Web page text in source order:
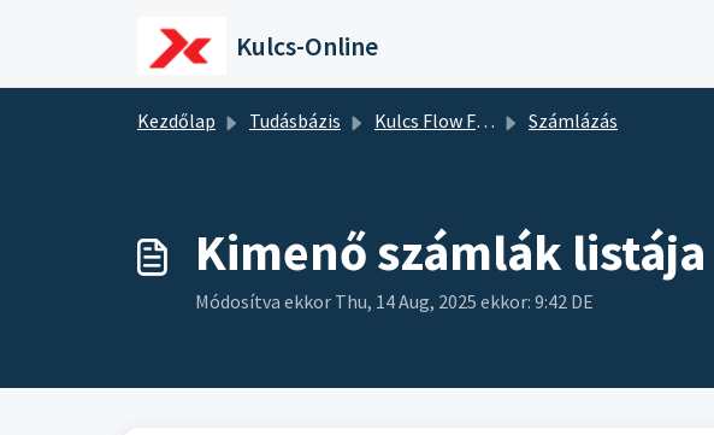
Kulcs-Online
Kezdőlap Tudásbázis Kulcs Flow Free Számlázás
Kimenő számlák listája
Módosítva ekkor Thu, 14 Aug, 2025 ekkor: 9:42 DE